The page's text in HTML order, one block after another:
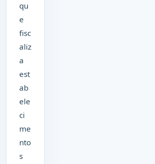
qu
e
fisc
aliz
a
est
ab
ele
ci
me
nto
s